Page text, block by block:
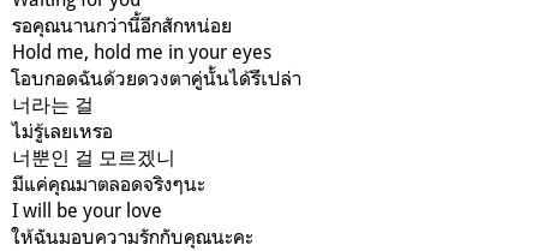
รอคุณนานกว่านี้อีกสักหน่อย
Hold me, hold me in your eyes
โอบกอดฉันด้วยดวงตาคู่นั้นได้รึเปล่า
너라는 걸
ไม่รู้เลยเหรอ
너뿐인 걸 모르겠니
มีแค่คุณมาตลอดจริงๆนะ
I will be your love
ให้ฉันมอบความรักกับคุณนะคะ